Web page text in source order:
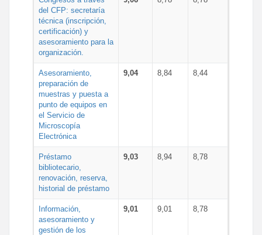
del CFP: secretaría
técnica (inscripción,
certificación) y
asesoramiento para la
organización.
Asesoramiento,
preparación de
muestras y puesta a
punto de equipos en
el Servicio de
Microscopía
Electrónica
9,04 8,84 8,44
Préstamo
bibliotecario,
renovación, reserva,
historial de préstamo
9,03 8,94 8,78
Información,
asesoramiento y
gestión de los
9,01 9,01 8,78